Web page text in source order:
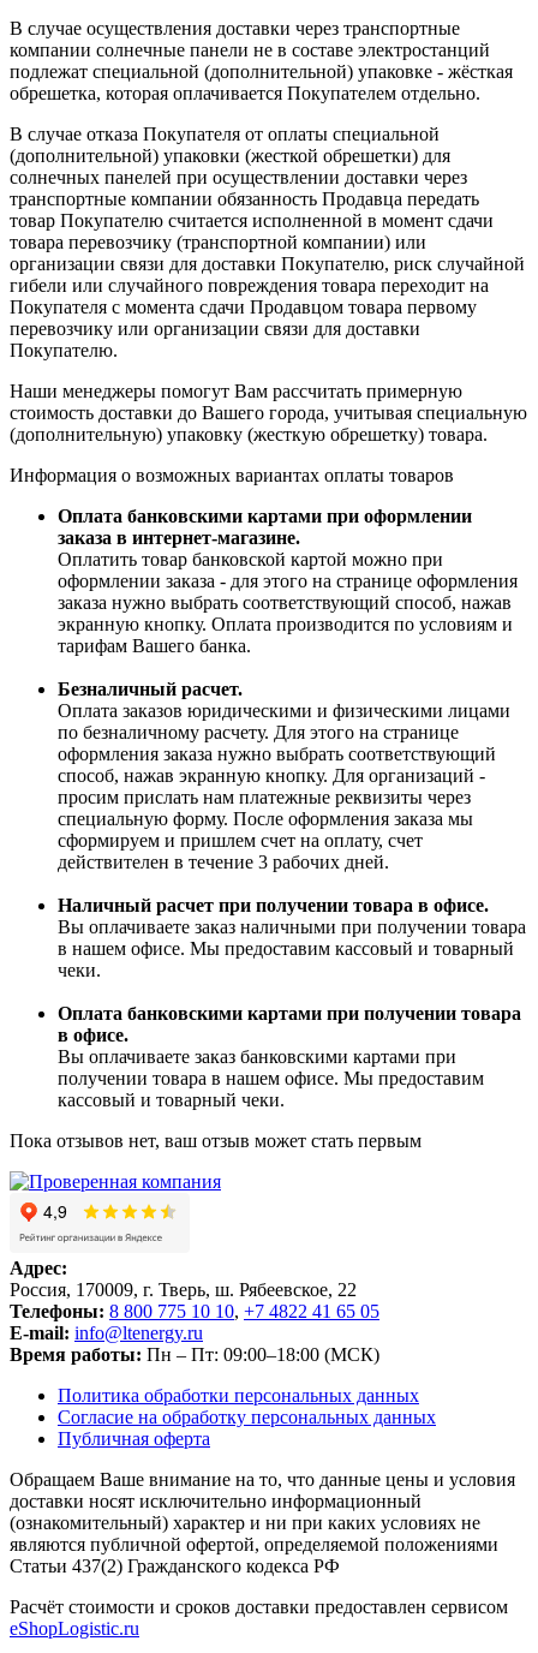
В случае осуществления доставки через транспортные
компании солнечные панели не в составе электростанций
подлежат специальной (дополнительной) упаковке - жёсткая
обрешетка, которая оплачивается Покупателем отдельно.
В случае отказа Покупателя от оплаты специальной
(дополнительной) упаковки (жесткой обрешетки) для
солнечных панелей при осуществлении доставки через
транспортные компании обязанность Продавца передать
товар Покупателю считается исполненной в момент сдачи
товара перевозчику (транспортной компании) или
организации связи для доставки Покупателю, риск случайной
гибели или случайного повреждения товара переходит на
Покупателя с момента сдачи Продавцом товара первому
перевозчику или организации связи для доставки
Покупателю.
Наши менеджеры помогут Вам рассчитать примерную
стоимость доставки до Вашего города, учитывая специальную
(дополнительную) упаковку (жесткую обрешетку) товара.
Информация о возможных вариантах оплаты товаров
Оплата банковскими картами при оформлении
заказа в интернет-магазине.
Оплатить товар банковской картой можно при
оформлении заказа - для этого на странице оформления
заказа нужно выбрать соответствующий способ, нажав
экранную кнопку. Оплата производится по условиям и
тарифам Вашего банка.
Безналичный расчет.
Оплата заказов юридическими и физическими лицами
по безналичному расчету. Для этого на странице
оформления заказа нужно выбрать соответствующий
способ, нажав экранную кнопку. Для организаций -
просим прислать нам платежные реквизиты через
специальную форму. После оформления заказа мы
сформируем и пришлем счет на оплату, счет
действителен в течение 3 рабочих дней.
Наличный расчет при получении товара в офисе.
Вы оплачиваете заказ наличными при получении товара
в нашем офисе. Мы предоставим кассовый и товарный
чеки.
Оплата банковскими картами при получении товара
в офисе.
Вы оплачиваете заказ банковскими картами при
получении товара в нашем офисе. Мы предоставим
кассовый и товарный чеки.
Пока отзывов нет, ваш отзыв может стать первым
Адрес:
Россия, 170009, г. Тверь, ш. Рябеевское, 22
Телефоны: 8 800 775 10 10, +7 4822 41 65 05
E-mail: info@ltenergy.ru
Время работы: Пн – Пт: 09:00–18:00 (МСК)
Политика обработки персональных данных
Согласие на обработку персональных данных
Публичная оферта
Обращаем Ваше внимание на то, что данные цены и условия
доставки носят исключительно информационный
(ознакомительный) характер и ни при каких условиях не
являются публичной офертой, определяемой положениями
Статьи 437(2) Гражданского кодекса РФ
Расчёт стоимости и сроков доставки предоставлен сервисом
eShopLogistic.ru